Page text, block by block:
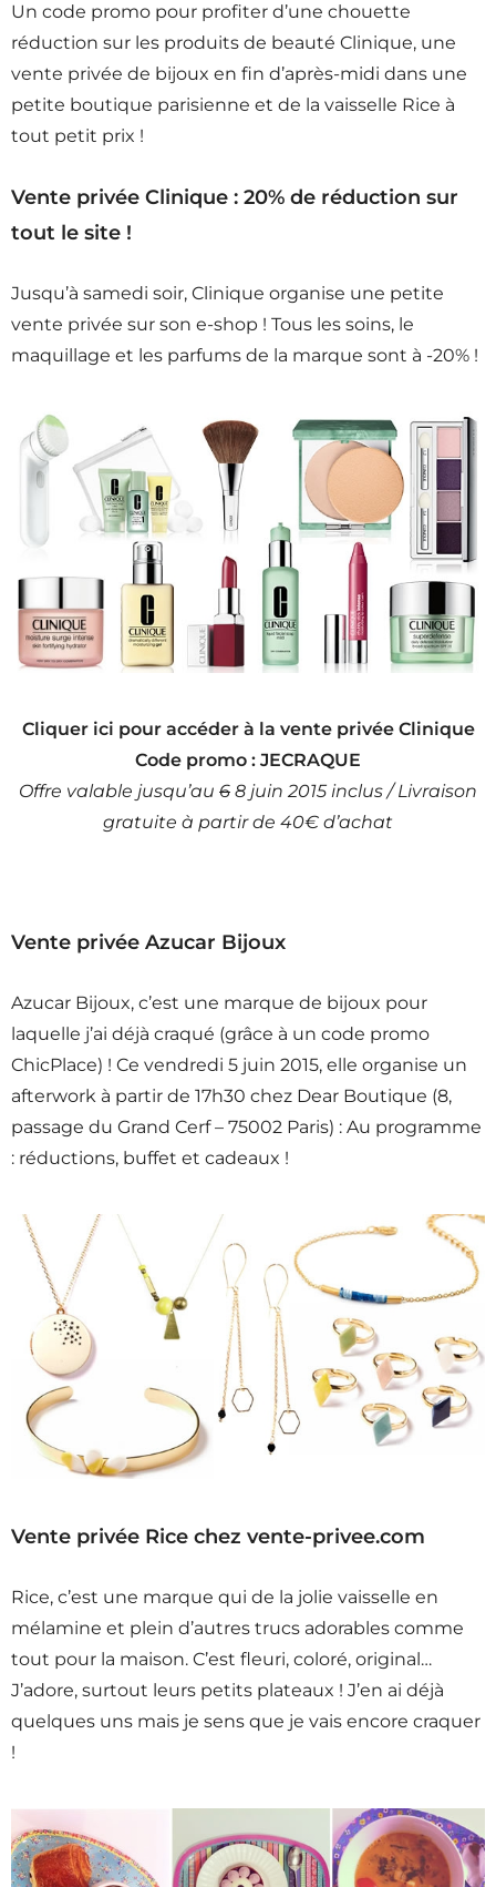
Un code promo pour profiter d’une chouette
réduction sur les produits de beauté Clinique, une
vente privée de bijoux en fin d’après-midi dans une
petite boutique parisienne et de la vaisselle Rice à
tout petit prix !
Vente privée Clinique : 20% de réduction sur
tout le site !
Jusqu’à samedi soir, Clinique organise une petite
vente privée sur son e-shop ! Tous les soins, le
maquillage et les parfums de la marque sont à -20% !
Cliquer ici pour accéder à la vente privée Clinique
Code promo : JECRAQUE
Offre valable jusqu’au 6 8 juin 2015 inclus / Livraison
gratuite à partir de 40€ d’achat
Vente privée Azucar Bijoux
Azucar Bijoux, c’est une marque de bijoux pour
laquelle j’ai déjà craqué (grâce à un code promo
ChicPlace) ! Ce vendredi 5 juin 2015, elle organise un
afterwork à partir de 17h30 chez Dear Boutique (8,
passage du Grand Cerf – 75002 Paris) : Au programme
: réductions, buffet et cadeaux !
Vente privée Rice chez vente-privee.com
Rice, c’est une marque qui de la jolie vaisselle en
mélamine et plein d’autres trucs adorables comme
tout pour la maison. C’est fleuri, coloré, original…
J’adore, surtout leurs petits plateaux ! J’en ai déjà
quelques uns mais je sens que je vais encore craquer
!